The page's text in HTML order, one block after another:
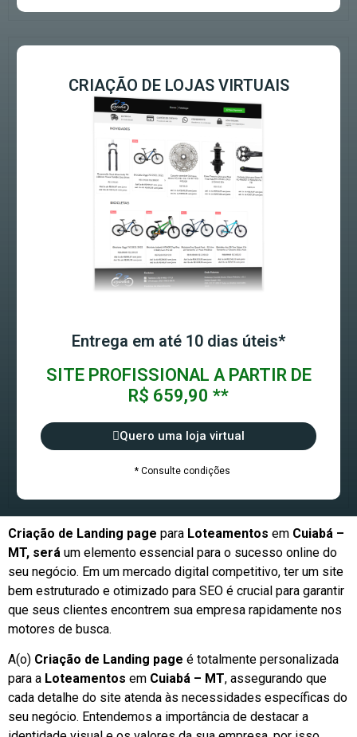
CRIAÇÃO DE LOJAS VIRTUAIS
Entrega em até 10 dias úteis*
SITE PROFISSIONAL A PARTIR DE
R$ 659,90 **
Quero uma loja virtual
* Consulte condições
Criação de Landing page para Loteamentos em Cuiabá –
MT, será um elemento essencial para o sucesso online do
seu negócio. Em um mercado digital competitivo, ter um site
bem estruturado e otimizado para SEO é crucial para garantir
que seus clientes encontrem sua empresa rapidamente nos
motores de busca.
A(o) Criação de Landing page é totalmente personalizada
para a Loteamentos em Cuiabá – MT, assegurando que
cada detalhe do site atenda às necessidades específicas do
seu negócio. Entendemos a importância de destacar a